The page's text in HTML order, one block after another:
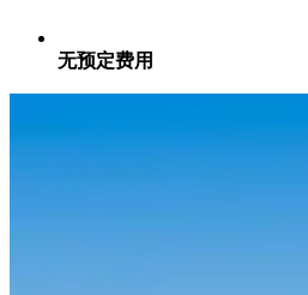
无预定费用